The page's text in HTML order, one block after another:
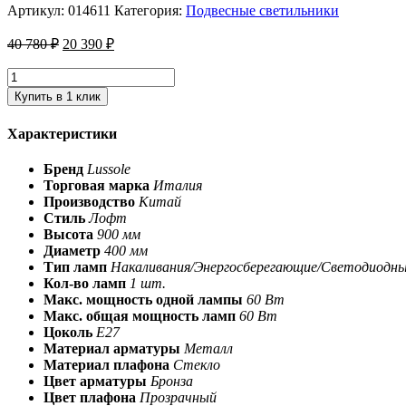
Артикул: 014611 Категория: Подвесные светильники
40 780₽ 20 390 ₽
Купить в 1 клик
Характеристики
Бренд Lussole
Торговая марка Италия
Производство Китай
Стиль Лофт
Высота 900 мм
Диаметр 400 мм
Тип ламп Накаливания/Энергосберегающие/
Кол-во ламп 1 шт.
Макс. мощность одной лампы 60 Вт
Макс. общая мощность ламп 60 Вт
Цоколь E27
Материал арматуры Металл
Материал плафона Стекло
Цвет арматуры Бронза
Цвет плафона Прозрачный